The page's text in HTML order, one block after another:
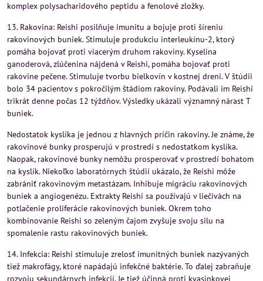
komplex polysacharidového peptidu a fenolové zložky.
13. Rakovina: Reishi posilňuje imunitu a bojuje proti šíreniu
rakovinových buniek. Stimuluje produkciu interleukínu-2, ktorý
pomáha bojovať proti viacerým druhom rakoviny. Kyselina
ganoderová, zlúčenina nájdená v Reishi, pomáha bojovať proti
rakovine pečene. Stimuluje tvorbu bielkovín v kostnej dreni. V štúdii
bolo 34 pacientov s pokročilým štádiom rakoviny. Podávali im Reishi
trikrát denne počas 12 týždňov. Výsledky ukázali významný nárast T
buniek.
Nedostatok kyslíka je jednou z hlavných príčin rakoviny. Je známe, že
rakovinové bunky prosperujú v prostredí s nedostatkom kyslíka.
Naopak, rakovinové bunky nemôžu prosperovať v prostredí bohatom
na kyslík. Niekoľko laboratórnych štúdií ukázalo, že Reishi môže
zabrániť rakovinovým metastázam. Inhibuje migráciu rakovinových
buniek a angiogenézu. Extrakty Reishi sa používajú v liečivách na
potlačenie proliferácie rakovinových buniek. Okrem toho
kombinovanie Reishi so zeleným čajom zvyšuje svoju silu na
spomalenie rastu rakovinových buniek.
14. Infekcia: Reishi stimuluje zrelosť imunitných buniek nazývaných
tiež makrofágy, ktoré napádajú infekčné baktérie. To ďalej zabraňuje
rozvoju sekundárnych infekcií. Je tiež účinná proti kvasinkovej